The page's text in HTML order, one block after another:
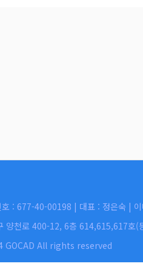
호 : 677-40-00198 | 대표 : 정은숙
양천로 400-12, 6층 614,615,617호(
GOCAD All rights reserved